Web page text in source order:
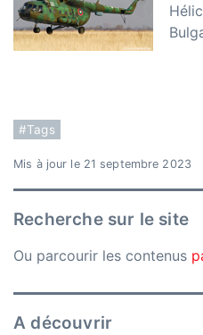
#Tags
Mis à jour le 21 septembre 2023
Recherche sur le site
Ou parcourir les contenus
A découvrir